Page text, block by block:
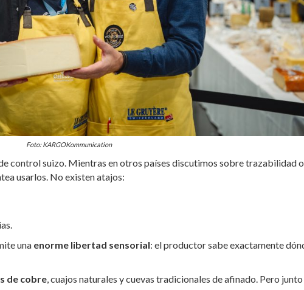
Foto: KARGOKommunication
control suizo. Mientras en otros países discutimos sobre trazabilidad o
usarlos. No existen atajos:
una enorme libertad sensorial: el productor sabe exactamente
de cobre , cuajos naturales y cuevas tradicionales de afinado. Pero junto